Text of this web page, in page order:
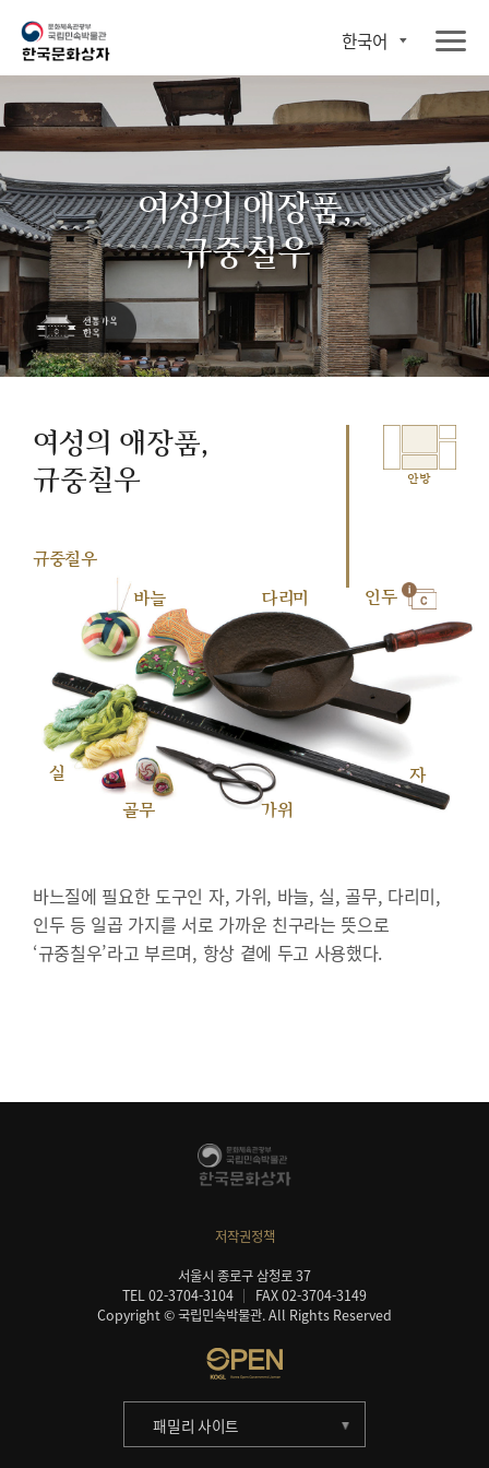
한국어
여성의 애장품,
규중칠우
여성의 애장품,
규중칠우
안방
규중칠우
바늘
다리미 인두
실
골무
가위
자
바느질에 필요한 도구인 자, 가위, 바늘, 실, 골무, 다리미,
인두 등 일곱 가지를 서로 가까운 친구라는 뜻으로
‘규중칠우’라고 부르며, 항상 곁에 두고 사용했다.
저작권정책
서울시 종로구 삼청로 37
TEL 02-3704-3104
FAX 02-3704-3149
Copyright © 국립민속박물관. All Rights Reserved
패밀리 사이트